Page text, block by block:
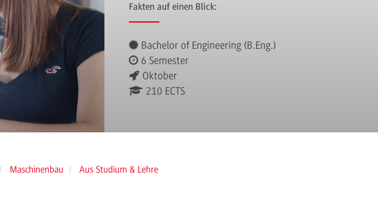
Fakten auf einen Blick:
Bachelor of Engineering (B.Eng.)
6 Semester
Oktober
210 ECTS
Maschinenbau Aus Studium & Lehre